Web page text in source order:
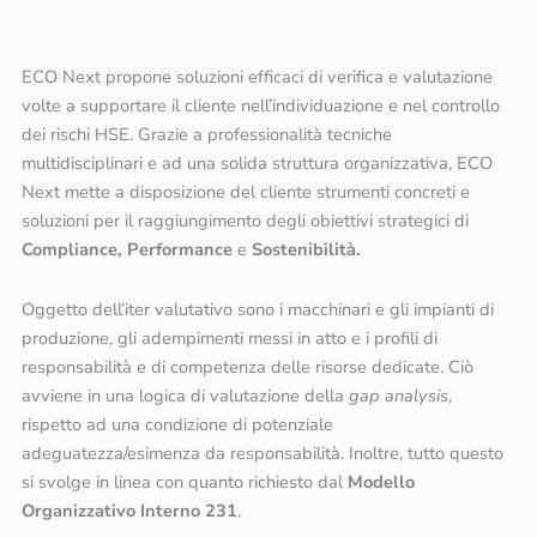
ECO Next propone soluzioni efficaci di verifica e valutazione
volte a supportare il cliente nell’individuazione e nel controllo
dei rischi HSE. Grazie a professionalità tecniche
multidisciplinari e ad una solida struttura organizzativa, ECO
Next mette a disposizione del cliente strumenti concreti e
soluzioni per il raggiungimento degli obiettivi strategici di
Compliance, Performancee Sostenibilità.
Oggetto dell’iter valutativo sono i macchinari e gli impianti di
produzione, gli adempimenti messi in atto e i profili di
responsabilità e di competenza delle risorse dedicate. Ciò
avviene in una logica di valutazione della gap analysis,
rispetto ad una condizione di potenziale
adeguatezza/esimenza da responsabilità. Inoltre, tutto questo
si svolge in linea con quanto richiesto dal Modello
Organizzativo Interno 231.